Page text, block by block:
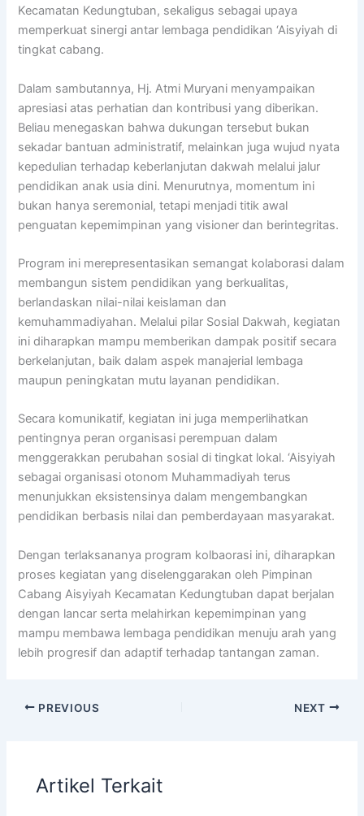
Kecamatan Kedungtuban, sekaligus sebagai upaya
memperkuat sinergi antar lembaga pendidikan ‘Aisyiyah di
tingkat cabang.
Dalam sambutannya, Hj. Atmi Muryani menyampaikan
apresiasi atas perhatian dan kontribusi yang diberikan.
Beliau menegaskan bahwa dukungan tersebut bukan
sekadar bantuan administratif, melainkan juga wujud nyata
kepedulian terhadap keberlanjutan dakwah melalui jalur
pendidikan anak usia dini. Menurutnya, momentum ini
bukan hanya seremonial, tetapi menjadi titik awal
penguatan kepemimpinan yang visioner dan berintegritas.
Program ini merepresentasikan semangat kolaborasi dalam
membangun sistem pendidikan yang berkualitas,
berlandaskan nilai-nilai keislaman dan
kemuhammadiyahan. Melalui pilar Sosial Dakwah, kegiatan
ini diharapkan mampu memberikan dampak positif secara
berkelanjutan, baik dalam aspek manajerial lembaga
maupun peningkatan mutu layanan pendidikan.
Secara komunikatif, kegiatan ini juga memperlihatkan
pentingnya peran organisasi perempuan dalam
menggerakkan perubahan sosial di tingkat lokal. ‘Aisyiyah
sebagai organisasi otonom Muhammadiyah terus
menunjukkan eksistensinya dalam mengembangkan
pendidikan berbasis nilai dan pemberdayaan masyarakat.
Dengan terlaksananya program kolbaorasi ini, diharapkan
proses kegiatan yang diselenggarakan oleh Pimpinan
Cabang Aisyiyah Kecamatan Kedungtuban dapat berjalan
dengan lancar serta melahirkan kepemimpinan yang
mampu membawa lembaga pendidikan menuju arah yang
lebih progresif dan adaptif terhadap tantangan zaman.
PREVIOUS NEXT
Artikel Terkait